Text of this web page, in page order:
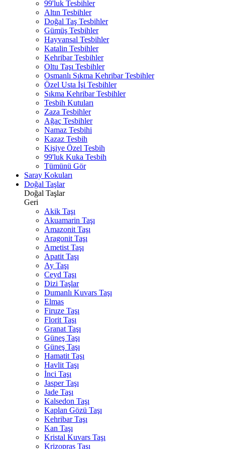
99'luk Tesbihler
Altın Tesbihler
Doğal Taş Tesbihler
Gümüş Tesbihler
Hayvansal Tesbihler
Katalin Tesbihler
Kehribar Tesbihler
Oltu Taşı Tesbihler
Osmanlı Sıkma Kehribar Tesbihler
Özel Usta İşi Tesbihler
Sıkma Kehribar Tesbihler
Tesbih Kutuları
Zaza Tesbihler
Ağaç Tesbihler
Namaz Tesbihi
Kazaz Tesbih
Kişiye Özel Tesbih
99'luk Kuka Tesbih
Tümünü Gör
Saray Kokuları
Doğal Taşlar
Doğal Taşlar
Geri
Akik Taşı
Akuamarin Taşı
Amazonit Taşı
Aragonit Taşı
Ametist Taşı
Apatit Taşı
Ay Taşı
Ceyd Taşı
Dizi Taşlar
Dumanlı Kuvars Taşı
Elmas
Firuze Taşı
Florit Taşı
Granat Taşı
Güneş Taşı
Güneş Taşı
Hamatit Taşı
Havlit Taşı
İnci Taşı
Jasper Taşı
Jade Taşı
Kalsedon Taşı
Kaplan Gözü Taşı
Kehribar Taşı
Kan Taşı
Kristal Kuvars Taşı
Krizopras Taşı